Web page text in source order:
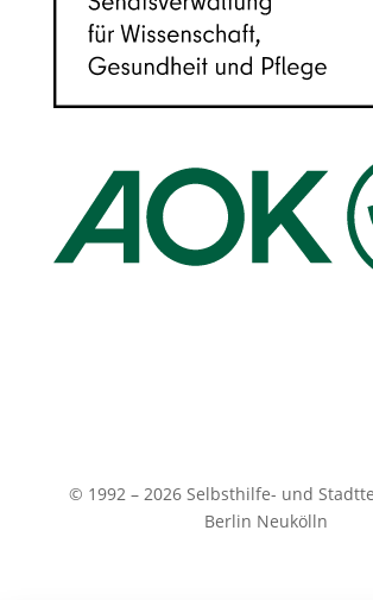
© 1992 – 2026 Selbsthilfe- und
Berlin Neukölln